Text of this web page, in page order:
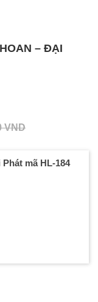
– ĐẠI
VND
mã HL-184
số lượng